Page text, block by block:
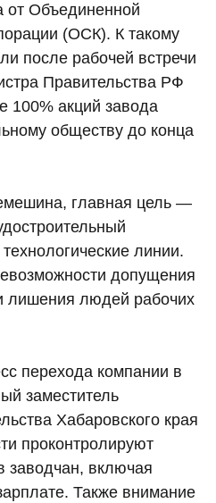
от Объединенной
(ОСК). К такому
после рабочей встречи
Правительства РФ
100% акций завода
обществу до конца
главная цель —
линии.
допущения
лишения людей рабочих
перехода компании в
заместитель
Хабаровского края
проконтролируют
заводчан, включая
Также внимание